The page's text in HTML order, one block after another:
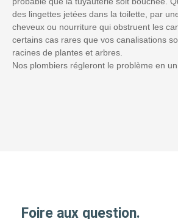
des lingettes jetées dans la toilette, par
cheveux ou nourriture qui obstruent les
certains cas rares que vos canalisations
racines de plantes et arbres.
Nos plombiers régleront le problème en
Foire aux question.